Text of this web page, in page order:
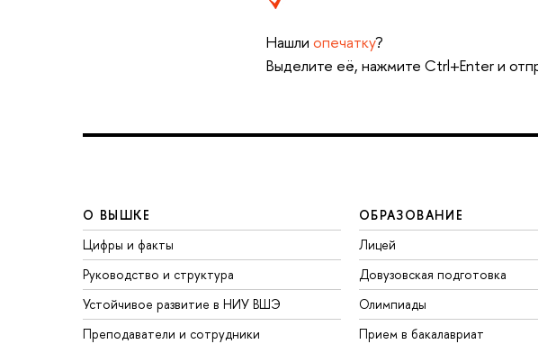
Нашли опечатку?
Выделите её, нажмите Ctrl+Enter и
О ВЫШКЕ
Цифры и факты
Руководство и структура
Устойчивое развитие в НИУ ВШЭ
Преподаватели и сотрудники
ОБРАЗОВАНИЕ
Лицей
Довузовская подготовка
Олимпиады
Прием в бакалавриат